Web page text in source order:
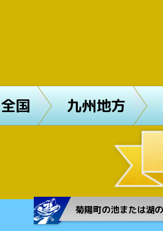
全国 九州地方
菊陽町の池または湖